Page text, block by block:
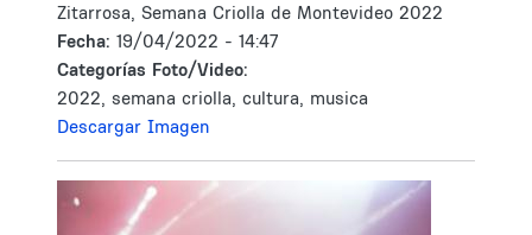
Zitarrosa, Semana Criolla de Montevideo 2022
Fecha: 19/04/2022 - 14:47
Categorías Foto/Video:
2022, semana criolla, cultura, musica
Descargar Imagen